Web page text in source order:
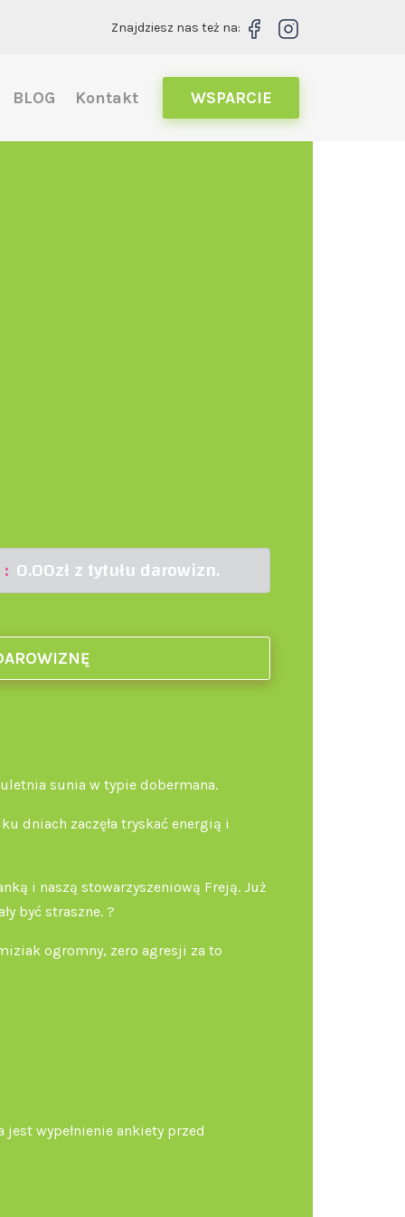
Znajdziesz nas też na:
WSPARCIE
BLOG Kontakt
0.00zł z tytułu darowizn.
sunia w typie dobermana.
dniach zaczęła tryskać energią i
i naszą stowarzyszeniową Freją. Już
być straszne. ?
ogromny, zero agresji za to
wypełnienie ankiety przed